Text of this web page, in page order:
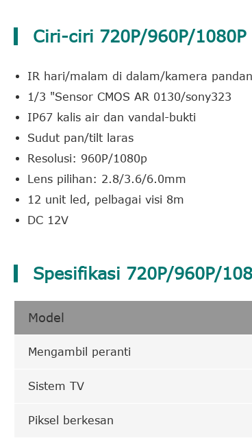
Ciri-ciri 720P/960P/
IR hari/malam di dalam/kamera
1/3 "Sensor CMOS AR 0130/sony323
IP67 kalis air dan vandal-bukti
Sudut pan/tilt laras
Resolusi: 960P/1080p
Lens pilihan: 2.8/3.6/6.0mm
12 unit led, pelbagai visi 8m
DC 12V
Spesifikasi 720P/960P/
Model
Mengambil peranti
Sistem TV
Piksel berkesan